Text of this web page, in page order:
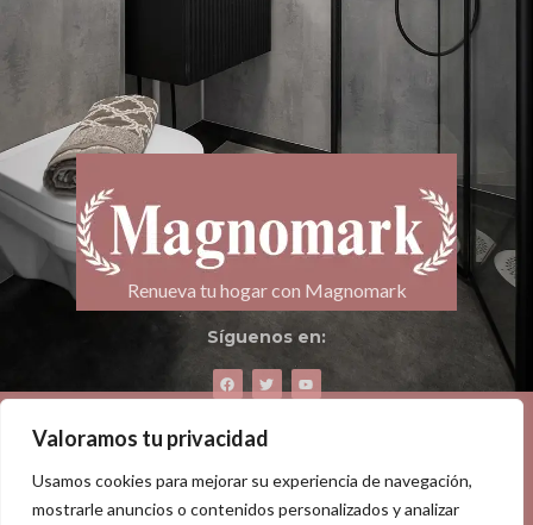
Valoramos tu privacidad
Usamos cookies para mejorar su experiencia de navegación,
mostrarle anuncios o contenidos personalizados y analizar
Renueva tu hogar con Magnomark
Síguenos en:
Compartir: